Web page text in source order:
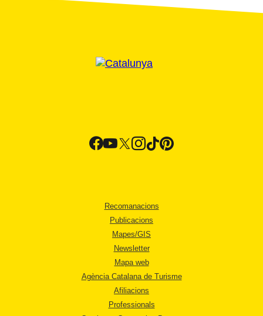
Recomanacions
Publicacions
Mapes/GIS
Newsletter
Mapa web
Agència Catalana de Turisme
Afiliacions
Professionals